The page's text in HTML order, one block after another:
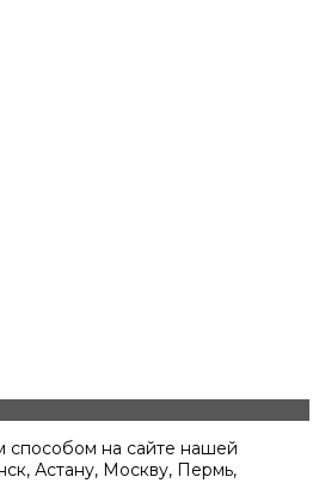
способом на сайте нашей
Астану, Москву, Пермь,